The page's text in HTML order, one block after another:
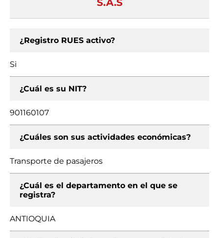
S.A.S
¿Registro RUES activo?
Si
¿Cuál es su NIT?
901160107
¿Cuáles son sus actividades económicas?
Transporte de pasajeros
¿Cuál es el departamento en el que se
registra?
ANTIOQUIA